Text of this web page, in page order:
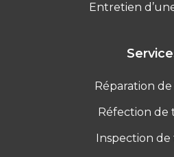
Entretien
Réparation
Réfection de
Inspection